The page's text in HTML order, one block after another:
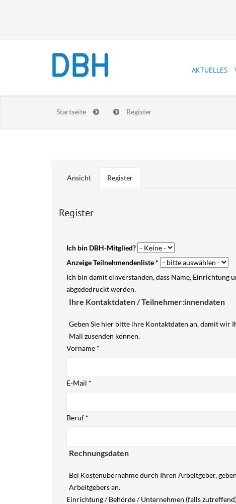
AKTUELLES
Newsletter
Startseite Register
Haupt-Reiter
Ansicht Register
Register
Ich bin DBH-Mitglied?
Anzeige Teilnehmendenliste*
Ich bin damit einverstanden, dass Name, Einrichtung
abgededruckt werden.
Ihre Kontaktdaten / Teilnehmer:innendaten
Geben Sie hier bitte ihre Kontaktdaten an, damit wir
Mail zusenden können.
Vorname *
E-Mail *
Beruf *
Rechnungsdaten
Bei Kostenübernahme durch Ihren Arbeitgeber,
Arbeitgebers an.
Einrichtung / Behörde / Unternehmen (falls